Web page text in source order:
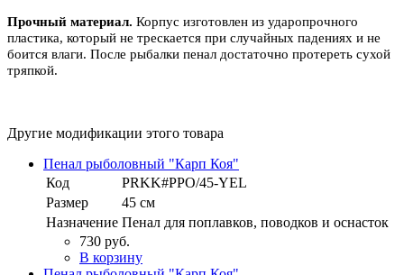
Прочный материал. Корпус изготовлен из ударопрочного
пластика, который не трескается при случайных падениях и не
боится влаги. После рыбалки пенал достаточно протереть сухой
тряпкой.
Другие модификации этого товара
Пенал рыболовный "Карп Коя"
Код
PRKK#PPO/45-YEL
Размер
45 см
Назначение Пенал для поплавков, поводков и оснасток
730 руб.
В корзину